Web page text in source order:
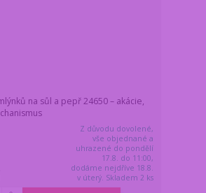
na sůl a pepř 24650 – akácie,
Z důvodu dovolené,
vše objednané a
uhrazené do pondělí
17.8. do 11:00,
dodáme nejdříve 18.8.
v úterý. Skladem 2 ks